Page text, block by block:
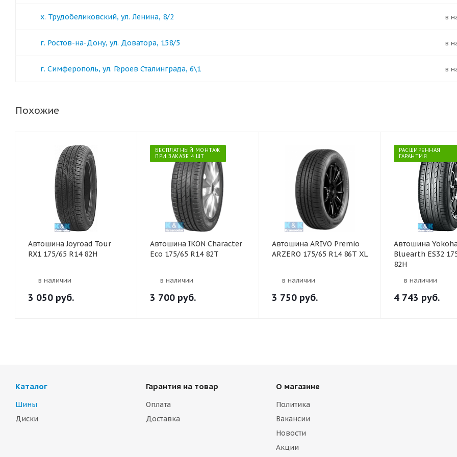
в
х. Трудобеликовский, ул. Ленина, 8/2
в
г. Ростов-на-Дону, ул. Доватора, 158/5
в
г. Симферополь, ул. Героев Сталинграда, 6\1
Похожие
Автошина Joyroad Tour
RX1 175/65 R14 82H
в наличии
3 050 руб.
БЕСПЛАТНЫЙ МОНТАЖ
ПРИ ЗАКАЗЕ 4 ШТ
Автошина IKON Character
Eco 175/65 R14 82T
в наличии
3 700 руб.
Автошина ARIVO Premio
ARZERO 175/65 R14 86T XL
в наличии
3 750 руб.
РАСШИРЕННАЯ
ГАРАНТИЯ
Автошина
Bluearth ES32
82H
в наличии
4 743 руб.
Каталог
Шины
Диски
Гарантия на товар
Оплата
Доставка
О магазине
Политика
Вакансии
Новости
Акции